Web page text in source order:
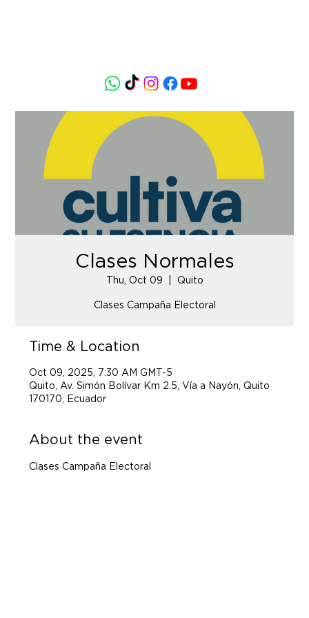
Clases Normales
Thu, Oct 09 Quito
Clases Campaña Electoral
Time & Location
Oct 09, 2025, 7:30 AM GMT-5
Quito, Av. Simón Bolívar Km 2.5, Vía a Nayón, Quito
170170, Ecuador
About the event
Clases Campaña Electoral